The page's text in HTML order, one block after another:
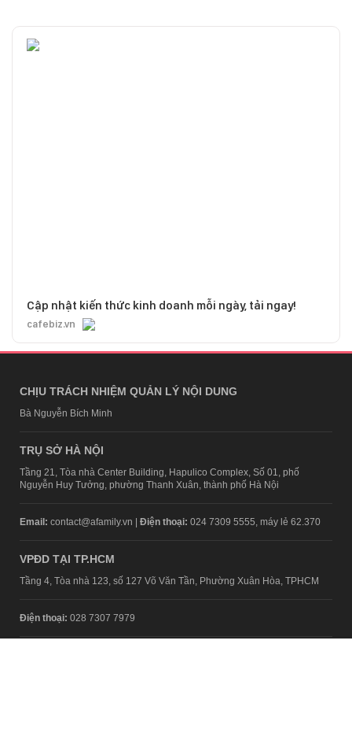
Cập nhật kiến thức kinh doanh mỗi ngày, tải ngay!
cafebiz.vn
CHỊU TRÁCH NHIỆM QUẢN LÝ NỘI DUNG
Bà Nguyễn Bích Minh
TRỤ SỞ HÀ NỘI
Tầng 21, Tòa nhà Center Building, Hapulico Complex, Số 01, phố
Nguyễn Huy Tưởng, phường Thanh Xuân, thành phố Hà Nội
Email: contact@afamily.vn | Điện thoại: 024 7309 5555, máy lẻ 62.370
VPĐD TẠI TP.HCM
Tầng 4, Tòa nhà 123, số 127 Võ Văn Tần, Phường Xuân Hòa, TPHCM
Điện thoại: 028 7307 7979